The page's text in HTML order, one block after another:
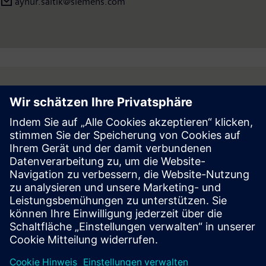
Follow
Press | Company | Siemens
© Siemens 1996 – 2026
Corporate Information
Privacy Notice